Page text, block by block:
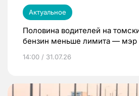
Актуальное
Половина водителей на
бензин меньше лимита — мэр
14:00 / 31.07.26